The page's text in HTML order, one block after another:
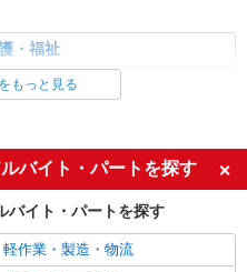
人数グルホで利用者さんと家
払いOK
鉄久留米
詳細を見る
・福祉
ミドル（40代～）活躍中
深夜
社会保険あり
もっと見る
バイト・パートを探す
バイト・パートを探す
軽作業・製造・物流